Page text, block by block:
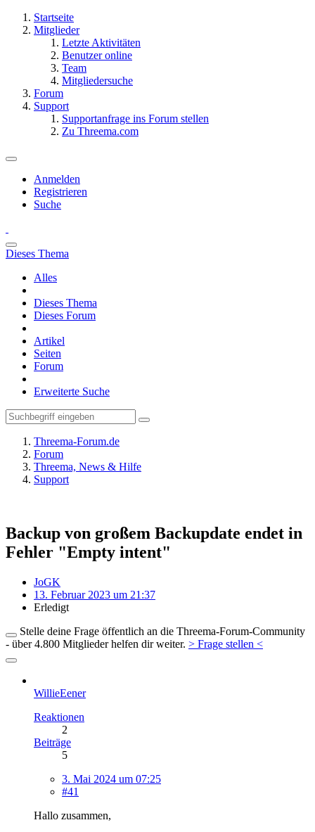
Startseite
Mitglieder
Letzte Aktivitäten
Benutzer online
Team
Mitgliedersuche
Forum
Support
Supportanfrage ins Forum stellen
Zu Threema.com
Anmelden
Registrieren
Suche
Dieses Thema
Alles
Dieses Thema
Dieses Forum
Artikel
Seiten
Forum
Erweiterte Suche
Threema-Forum.de
Forum
Threema, News & Hilfe
Support
Backup von großem Backupdate endet in
Fehler "Empty intent"
JoGK
13. Februar 2023 um 21:37
Erledigt
Stelle deine Frage öffentlich an die Threema-Forum-Community
- über 4.800 Mitglieder helfen dir weiter. > Frage stellen <
WillieEener
Reaktionen
2
Beiträge
5
3. Mai 2024 um 07:25
#41
Hallo zusammen,